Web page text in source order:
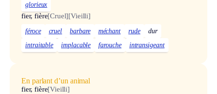
glorieux
fier, fière[Cruel][Vieilli]
féroce cruel barbare méchant rude
dur
intraitable
implacable farouche intransigeant
En parlant d’un animal
fier, fière[Vieilli]